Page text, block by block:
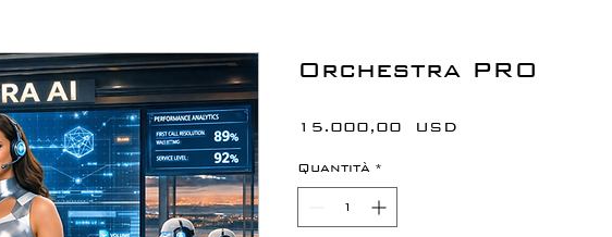
Orchestra PRO
15.000,00 USD
Quantità *